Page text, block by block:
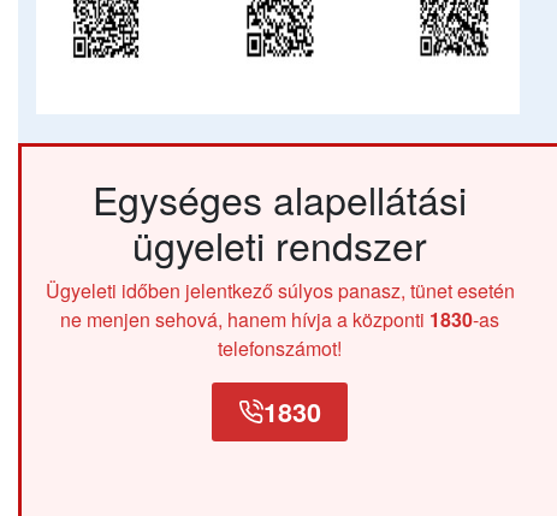
Egységes alapellátási
ügyeleti rendszer
Ügyeleti időben jelentkező súlyos panasz, tünet esetén
ne menjen sehová, hanem hívja a központi 1830-as
telefonszámot!
1830